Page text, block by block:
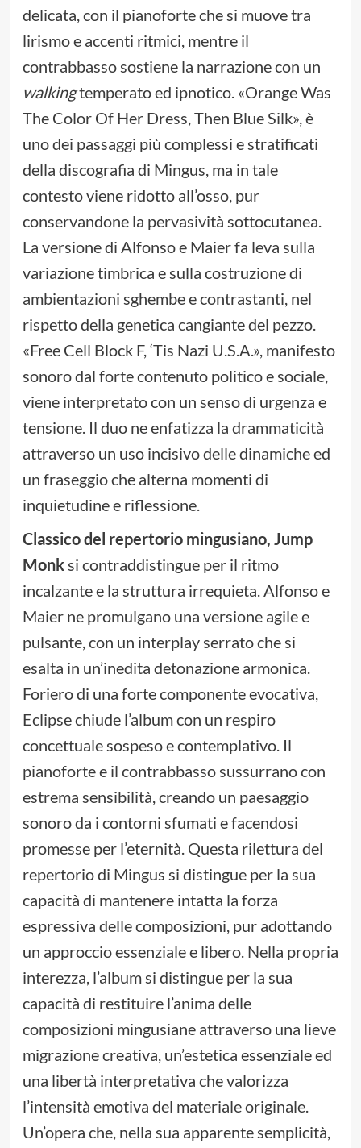
delicata, con il pianoforte che si muove tra
lirismo e accenti ritmici, mentre il
contrabbasso sostiene la narrazione con un
walkingtemperato ed ipnotico. «Orange Was
The Color Of Her Dress, Then Blue Silk», è
uno dei passaggi più complessi e stratificati
della discografia di Mingus, ma in tale
contesto viene ridotto all’osso, pur
conservandone la pervasività sottocutanea.
La versione di Alfonso e Maier fa leva sulla
variazione timbrica e sulla costruzione di
ambientazioni sghembe e contrastanti, nel
rispetto della genetica cangiante del pezzo.
«Free Cell Block F, ‘Tis Nazi U.S.A.», manifesto
sonoro dal forte contenuto politico e sociale,
viene interpretato con un senso di urgenza e
tensione. Il duo ne enfatizza la drammaticità
attraverso un uso incisivo delle dinamiche ed
un fraseggio che alterna momenti di
inquietudine e riflessione.
Classico del repertorio mingusiano, Jump
Monksi contraddistingue per il ritmo
incalzante e la struttura irrequieta. Alfonso e
Maier ne promulgano una versione agile e
pulsante, con un interplay serrato che si
esalta in un’inedita detonazione armonica.
Foriero di una forte componente evocativa,
Eclipse chiude l’album con un respiro
concettuale sospeso e contemplativo. Il
pianoforte e il contrabbasso sussurrano con
estrema sensibilità, creando un paesaggio
sonoro da i contorni sfumati e facendosi
promesse per l’eternità. Questa rilettura del
repertorio di Mingus si distingue per la sua
capacità di mantenere intatta la forza
espressiva delle composizioni, pur adottando
un approccio essenziale e libero. Nella propria
interezza, l’album si distingue per la sua
capacità di restituire l’anima delle
composizioni mingusiane attraverso una lieve
migrazione creativa, un’estetica essenziale ed
una libertà interpretativa che valorizza
l’intensità emotiva del materiale originale.
Un’opera che, nella sua apparente semplicità,